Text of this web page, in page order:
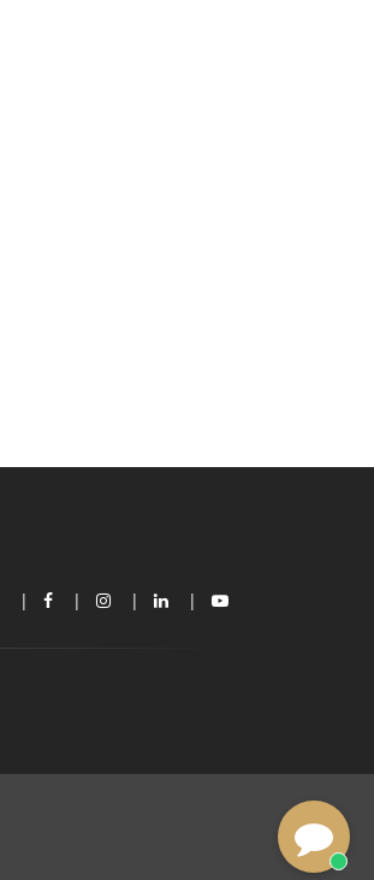
| | | |